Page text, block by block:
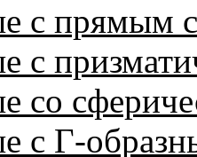
с прямым
с
со
с Г-